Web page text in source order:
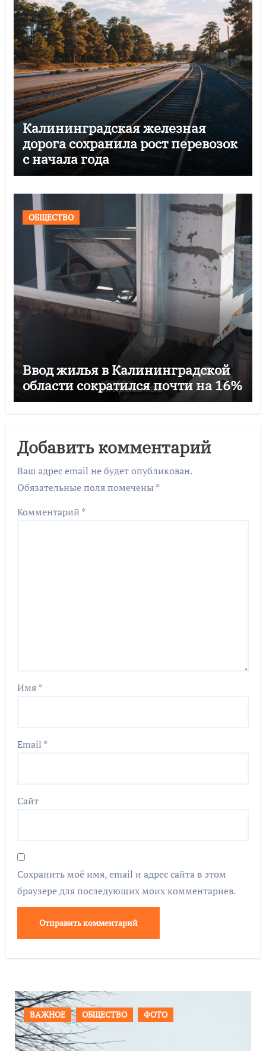
Калининградская железная
дорога сохранила рост перевозок
с начала года
ОБЩЕСТВО
Ввод жилья в Калининградской
области сократился почти на 16%
Добавить комментарий
Ваш адрес email не будет опубликован.
Обязательные поля помечены *
Комментарий *
Имя*
Email *
Сайт
Сохранить моё имя, email и адрес сайта в этом
браузере для последующих моих комментариев.
ПРОИСШЕСТВИЯ ФОТО